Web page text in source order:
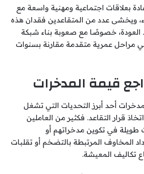
بعلاقات اجتماعية ومهنية واسعة مع
ويخشى عدد من المتقاعدين فقدان هذه
العودة، خصوصًا مع صعوبة بناء شبكة
مراحل عمرية متقدمة مقارنة بسنوات
قيمة المدخرات
أحد أبرز التحديات التي تشغل
قرار التقاعد. فكثير من العاملين
طويلة في تكوين مدخراتهم أو
المخاوف المرتبطة بالتضخم أو تقلبات
تكاليف المعيشة.